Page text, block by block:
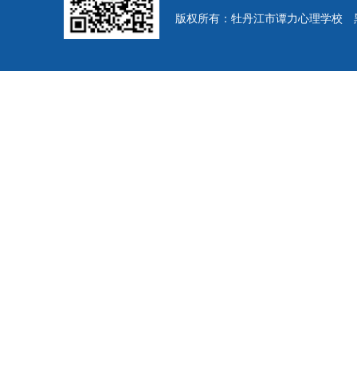
版权所有：牡丹江市谭力心理学校